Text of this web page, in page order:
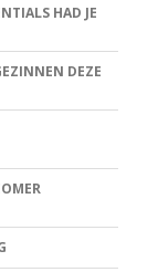
HAD JE
DEZE